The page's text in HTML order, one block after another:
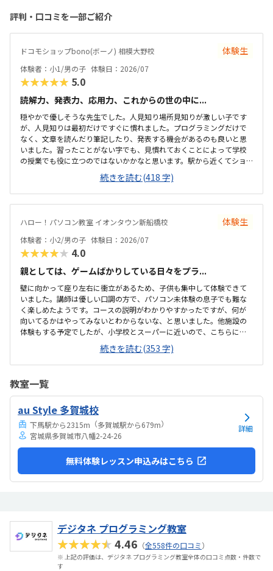
評判・口コミを一部ご紹介
ドコモショップbono(ボーノ) 相模大野校 体験生
体験者：小1/男の子 体験日：2026/07
★★★★★ 5.0
読解力、発表力、応用力、これからの世の中に...
穏やかで優しそうな先生でした。人見知り場所見知りが激しい子です
が、人見知りは最初だけですぐに慣れました。プログラミングだけで
なく、文章を読んだり筆記したり、発表する機会があるのも良いと思
いました。習ったことがない字でも、見慣れておくことによって学校
の授業でも役に立つのではないかかなと思います。駅から近くてショ
ッピングモールの中にあるので便利です。車で来ても授業分の駐車券
は付けてくれるそうです。ドコモショップ内なので音が気になるかと
思いましたが、扉を閉めればそんなに気になりませんでした。一面ガ
ラスなので程よい解放感で授業の様子が見れます。プログラミング教
プライベートでも使えるからいいかな、と思ってます。学校で使って
いるパソコンはタッチパネルタイプなので、キーボードは打てるかな
と心配でしたが、すぐに慣れました。コマンド１つでた...
続きを読む(418 字)
ハロー！パソコン教室 イオンタウン新船橋校 体験生
体験者：小2/男の子 体験日：2026/07
★★★★★ 4.0
親としては、ゲームばかりしている日々をプラ...
壁に向かって座り左右に衝立があるため、子供も集中して体験できて
いました。講師は優しい口調の方で、パソコン未体験の息子でも難な
く楽しめたようです。コースの説明がわかりやすかったですが、何が
向いてるかはやってみないとわからないな、と思いました。他施設の
体験もする予定でしたが、小学校とスーパーに近いので、こちらに決
めました。息子はゲーミングチェアに初めて座れて嬉しかったようで
す。開放的というよりは、落ち着いて楽しめるところが、息子には合
っていそうです。少し高いなという印象ですが、自宅のパソコンから
ました。日頃はSwitchで、マイクラやぽこあポケモンで建築を楽しん
でいます。担当の方と相談して今回のコースが向いてるんじゃないか
と勧められました。
続きを読む(353 字)
教室一覧
au Style 多賀城校
下馬駅から2315m （多賀城駅から679m）
宮城県多賀城市八幡2-24-26
詳細
無料体験レッスン申込みはこちら
デジタネ プログラミング教室
★★★★★4.46 （全558件の口コミ）
※ 上記の評価は、デジタネ プログラミング教室全体の口コミ点数・件数で
す